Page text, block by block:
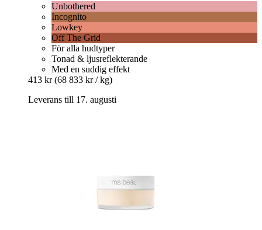
Unbothered
Incognito
Lowkey
Off The Grid
För alla hudtyper
Tonad & ljusreflekterande
Med en suddig effekt
413 kr (68 833 kr / kg)
Leverans till 17. augusti